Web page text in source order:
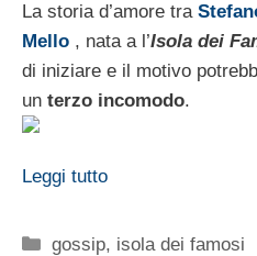
La storia d’amore tra
Mello , nata a l’Isola dei
di iniziare e il motivo
un terzo incomodo.
Leggi tutto
Categorie
gossip, isola dei famosi